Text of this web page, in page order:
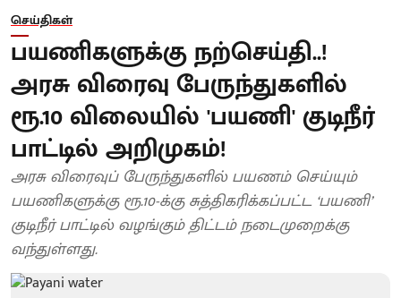
செய்திகள்
பயணிகளுக்கு நற்செய்தி..!
அரசு விரைவு பேருந்துகளில்
ரூ.10 விலையில் 'பயணி' குடிநீர்
பாட்டில் அறிமுகம்!
அரசு விரைவுப் பேருந்துகளில் பயணம் செய்யும்
பயணிகளுக்கு ரூ.10-க்கு சுத்திகரிக்கப்பட்ட ‘பயணி’
குடிநீர் பாட்டில் வழங்கும் திட்டம் நடைமுறைக்கு
வந்துள்ளது.